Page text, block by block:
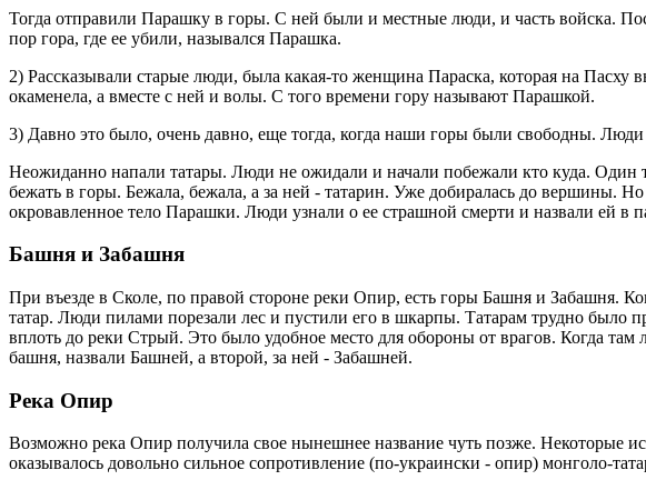
Тогда отправили Парашку в горы. С ней были и местные люди, и часть войска.
пор гора, где ее убили, назывался Парашка.
2) Рассказывали старые люди, была какая-то женщина Параска, которая на Пасху
окаменела, а вместе с ней и волы. С того времени гору называют Парашкой.
3) Давно это было, очень давно, еще тогда, когда наши горы были свободны. Люди
Неожиданно напали татары. Люди не ожидали и начали побежали кто куда. Один
бежать в горы. Бежала, бежала, а за ней - татарин. Уже добиралась до вершины.
окровавленное тело Парашки. Люди узнали о ее страшной смерти и назвали ей в
Башня и Забашня
При въезде в Сколе, по правой стороне реки Опир, есть горы Башня и Забашня.
татар. Люди пилами порезали лес и пустили его в шкарпы. Татарам трудно было
вплоть до реки Стрый. Это было удобное место для обороны от врагов. Когда
башня, назвали Башней, а второй, за ней - Забашней.
Река Опир
Возможно река Опир получила свое нынешнее название чуть позже. Некоторые
оказывалось довольно сильное сопротивление (по-украински - опир) монголо-